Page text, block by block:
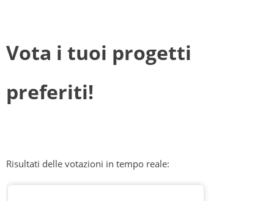
Vota i tuoi progetti
preferiti!
Risultati delle votazioni in tempo reale: